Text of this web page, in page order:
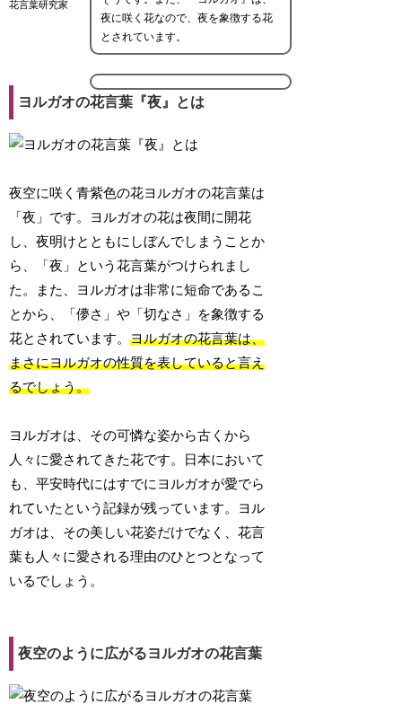
花言葉研究家
夜に咲く花なので、夜を象徴する花
とされています。
ヨルガオの花言葉『夜』とは
夜空に咲く青紫色の花ヨルガオの花言葉は
「夜」です。ヨルガオの花は夜間に開花
し、夜明けとともにしぼんでしまうことか
ら、「夜」という花言葉がつけられまし
た。また、ヨルガオは非常に短命であるこ
とから、「儚さ」や「切なさ」を象徴する
花とされています。ヨルガオの花言葉は、
まさにヨルガオの性質を表していると言え
るでしょう。
ヨルガオは、その可憐な姿から古くから
人々に愛されてきた花です。日本において
も、平安時代にはすでにヨルガオが愛でら
れていたという記録が残っています。ヨル
ガオは、その美しい花姿だけでなく、花言
葉も人々に愛される理由のひとつとなって
いるでしょう。
夜空のように広がるヨルガオの花言葉